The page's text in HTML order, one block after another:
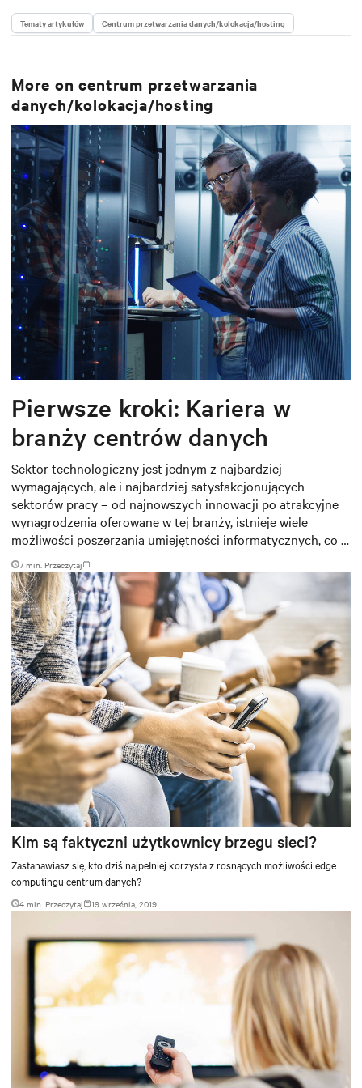
Tematy artykułów Centrum przetwarzania danych/kolokacja/hosting
More oncentrum przetwarzania
danych/kolokacja/hosting
Pierwsze kroki: Kariera w
branży centrów danych
Sektor technologiczny jest jednym z najbardziej
wymagających, ale i najbardziej satysfakcjonujących
sektorów pracy – od najnowszych innowacji po atrakcyjne
wynagrodzenia oferowane w tej branży, istnieje wiele
możliwości poszerzania umiejętności informatycznych, co z
kolei prowadzi do obiecujących awansów i podwyżek
wynagrodzenia.
7 min. Przeczytaj
Kim są faktyczni użytkownicy brzegu sieci?
Zastanawiasz się, kto dziś najpełniej korzysta z rosnących możliwości edge
computingu centrum danych?
4 min. Przeczytaj 19 września, 2019